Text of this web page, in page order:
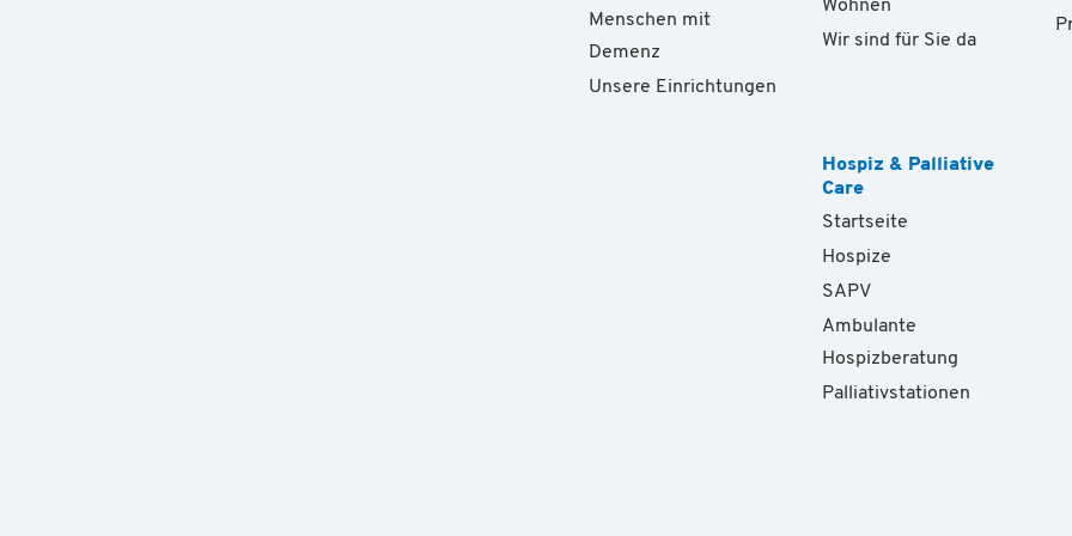
Menschen mit
Demenz
Unsere Einrichtungen
Wohnen
Wir sind für Sie da
Hospiz & Palliative
Care
Startseite
Hospize
SAPV
Ambulante
Hospizberatung
Palliativstationen